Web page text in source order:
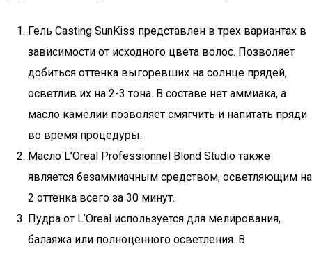
Гель Casting SunKiss представлен в трех вариантах в
зависимости от исходного цвета волос. Позволяет
добиться оттенка выгоревших на солнце прядей,
осветлив их на 2-3 тона. В составе нет аммиака, а
масло камелии позволяет смягчить и напитать пряди
во время процедуры.
Масло L’Oreal Professionnel Blond Studio также
является безаммиачным средством, осветляющим на
2 оттенка всего за 30 минут.
Пудра от L’Oreal используется для мелирования,
балаяжа или полноценного осветления. В